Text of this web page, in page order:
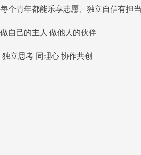
每个青年都能乐享志愿、独立自信有担当
做自己的主人 做他人的伙伴
独立思考 同理心 协作共创